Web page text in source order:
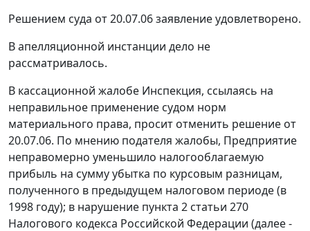
Решением суда от 20.07.06 заявление удовлетворено.
В апелляционной инстанции дело не
рассматривалось.
В кассационной жалобе Инспекция, ссылаясь на
неправильное применение судом норм
материального права, просит отменить решение от
20.07.06. По мнению подателя жалобы, Предприятие
неправомерно уменьшило налогооблагаемую
прибыль на сумму убытка по курсовым разницам,
полученного в предыдущем налоговом периоде (в
1998 году); в нарушение пункта 2 статьи 270
Налогового кодекса Российской Федерации (далее -